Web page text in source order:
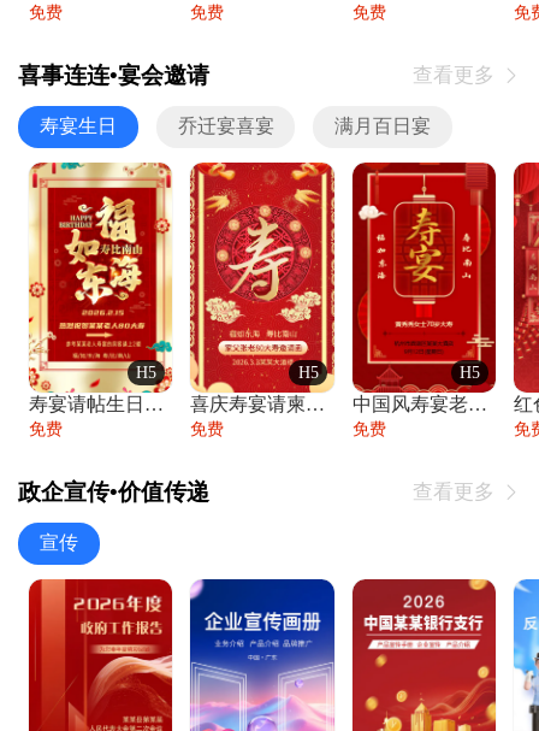
免费 免费 免费 免
喜事连连•宴会邀请 查看更多 
寿宴生日 乔迁宴喜宴 满月百日宴
H5
寿宴请帖生日宴邀请函老人寿星生日快乐祝寿
免费
H5
喜庆寿宴请柬老人生日宴会邀请函请柬过大寿
免费
H5
中国风寿宴老人生日宴会邀请函寿宴请帖请柬
免费 免
政企宣传•价值传递 查看更多 
宣传